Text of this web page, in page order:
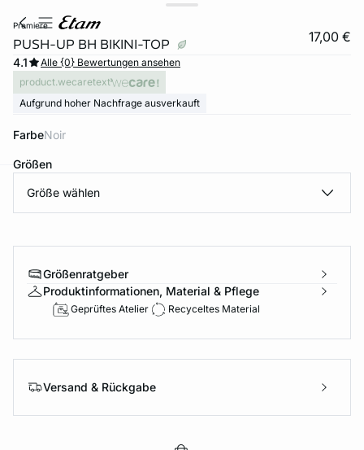
premiere
PUSH-UP BH BIKINI-TOP 17,00 €
4.1
Alle {0} Bewertungen ansehen
product.wecaretext
Aufgrund hoher Nachfrage ausverkauft
Farbe noir
Größen
Größe wählen
Größenratgeber
Produktinformationen, Material & Pflege
Geprüftes Atelier Recyceltes Material
Versand & Rückgabe